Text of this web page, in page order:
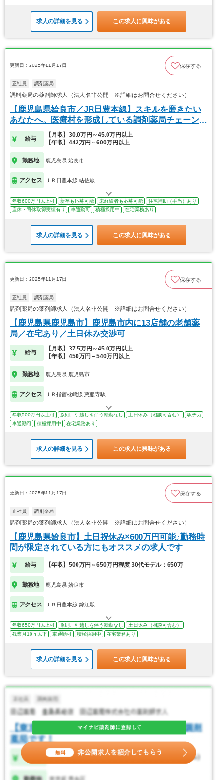
求人の詳細を見る この求人に興味がある
更新日：2025年11月17日 保存する
正社員 調剤薬局
調剤薬局の薬剤師求人（法人名非公開 ※詳細はお問合せください）
【鹿児島県姶良市／JR日豊本線】スキルを磨きたい
あなたへ。医療村を形成している調剤薬局チェーンで
す
給与
【月収】30.0万円～45.0万円以上
【年収】442万円～600万円以上
勤務地 鹿児島県 姶良市
アクセス ＪＲ日豊本線 帖佐駅
年収600万円以上可 新卒も応募可能 未経験者も応募可能
住宅補助（手当）あり
産休・育休取得実績有り
車通勤可 積極採用中 在宅業務あり
求人の詳細を見る この求人に興味がある
更新日：2025年11月17日 保存する
正社員 調剤薬局
調剤薬局の薬剤師求人（法人名非公開 ※詳細はお問合せください）
【鹿児島県鹿児島市】鹿児島市内に13店舗の老舗薬
局／在宅あり／土日休み交渉可
給与
【月収】37.5万円～45.0万円以上
【年収】450万円～540万円以上
勤務地 鹿児島県 鹿児島市
アクセス ＪＲ指宿枕崎線 慈眼寺駅
年収500万円以上可 原則、引越しを伴う転勤なし 土日休み（相談可含む）
駅チカ
車通勤可
積極採用中 在宅業務あり
求人の詳細を見る この求人に興味がある
更新日：2025年11月17日 保存する
正社員 調剤薬局
調剤薬局の薬剤師求人（法人名非公開 ※詳細はお問合せください）
【鹿児島県姶良市】土日祝休み×600万円可能♪勤務時
間が限定されている方にもオススメの求人です
給与 【年収】500万円～650万円程度 30代モデル：650万
勤務地 鹿児島県 姶良市
アクセス ＪＲ日豊本線 錦江駅
年収650万円以上可 原則、引越しを伴う転勤なし
土日休み（相談可含む）
残業月10ｈ以下
車通勤可 積極採用中 在宅業務あり
求人の詳細を見る この求人に興味がある